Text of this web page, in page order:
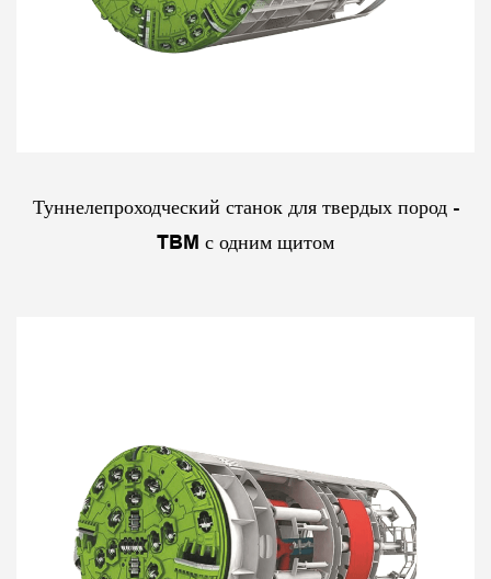
Туннелепроходческий станок для твердых пород -
TBM с одним щитом